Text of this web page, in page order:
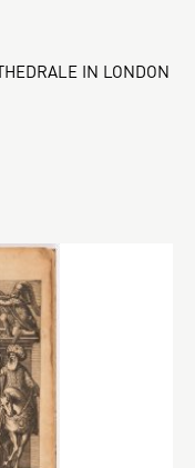
IN LONDON